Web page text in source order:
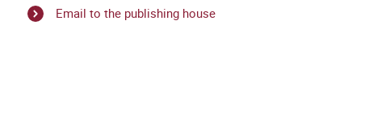
Email to the publishing house